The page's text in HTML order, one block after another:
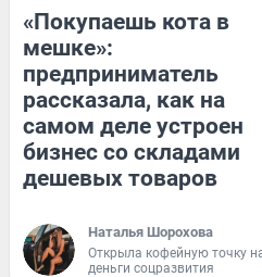
«Покупаешь кота в
мешке»:
предприниматель
рассказала, как на
самом деле устроен
бизнес со складами
дешевых товаров
Наталья Шорохова
Открыла кофейную точку
деньги соцразвития